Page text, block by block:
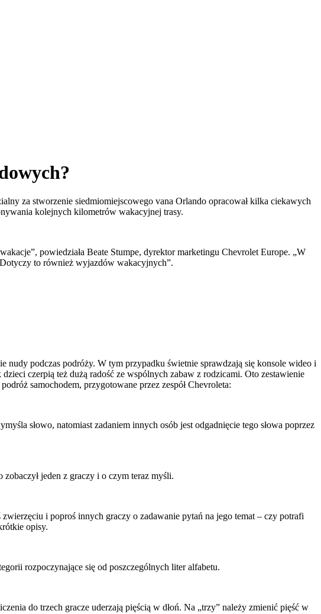
za stworzenie siedmiomiejscowego vana Orlando opracował kilka ciekawych
kolejnych kilometrów wakacyjnej trasy.
powiedziała Beate Stumpe, dyrektor marketingu Chevrolet Europe. „W
to również wyjazdów wakacyjnych”.
nudy podczas podróży. W tym przypadku świetnie sprawdzają się konsole wideo i
czerpią też dużą radość ze wspólnych zabaw z rodzicami. Oto zestawienie
samochodem, przygotowane przez zespół Chevroleta:
słowo, natomiast zadaniem innych osób jest odgadnięcie tego słowa poprzez
zobaczył jeden z graczy i o czym teraz myśli.
i poproś innych graczy o zadawanie pytań na jego temat – czy potrafi
opisy.
rozpoczynające się od poszczególnych liter alfabetu.
do trzech gracze uderzają pięścią w dłoń. Na „trzy” należy zmienić pięść w